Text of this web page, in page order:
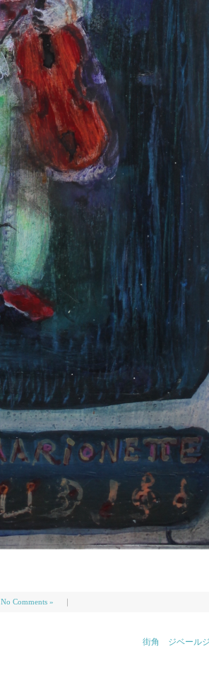
No Comments »
街角 ジベールジ